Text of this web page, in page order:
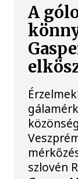
A
szlovén